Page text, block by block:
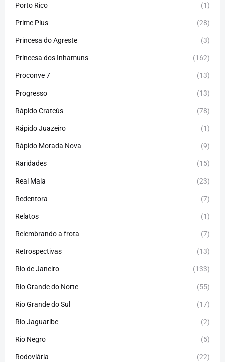
Porto Rico (1)
Prime Plus (28)
Princesa do Agreste (3)
Princesa dos Inhamuns (162)
Proconve 7 (13)
Progresso (13)
Rápido Crateús (78)
Rápido Juazeiro (1)
Rápido Morada Nova (9)
Raridades (15)
Real Maia (23)
Redentora (7)
Relatos (1)
Relembrando a frota (7)
Retrospectivas (13)
Rio de Janeiro (133)
Rio Grande do Norte (55)
Rio Grande do Sul (17)
Rio Jaguaribe (2)
Rio Negro (5)
Rodoviária (22)